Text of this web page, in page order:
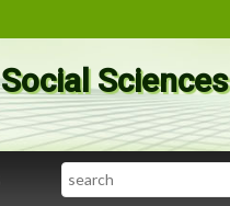
Sciences
Search